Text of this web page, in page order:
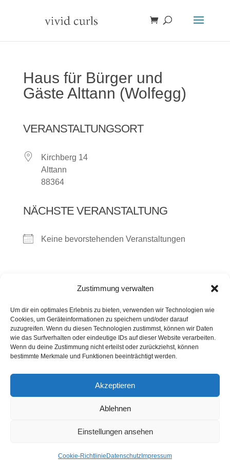
Zustimmung verwalten
Um dir ein optimales Erlebnis zu bieten, verwenden wir Technologien wie
Cookies, um Geräteinformationen zu speichern und/oder darauf
zuzugreifen. Wenn du diesen Technologien zustimmst, können wir Daten
wie das Surfverhalten oder eindeutige IDs auf dieser Website verarbeiten.
Wenn du deine Zustimmung nicht erteilst oder zurückziehst, können
bestimmte Merkmale und Funktionen beeinträchtigt werden.
Akzeptieren
Ablehnen
Einstellungen ansehen
Cookie-Richtlinie Datenschutz Impressum
Haus für Bürger und
Gäste Alttann (Wolfegg)
VERANSTALTUNGSORT
Kirchberg 14
Alttann
88364
NÄCHSTE VERANSTALTUNG
Keine bevorstehenden Veranstaltungen
<li>Keine Veranstaltungen an diesem Ort</li>
Kontakt Presse Impressum
Haftung
Widerruf
© Copyright 2024 by www.vivid-curls.de - All rights
trademark of the respective owners / companies.